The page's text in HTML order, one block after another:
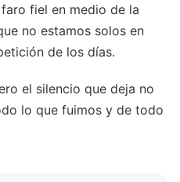
fiel en medio de la
no estamos solos en
de los días.
el silencio que deja no
lo que fuimos y de todo